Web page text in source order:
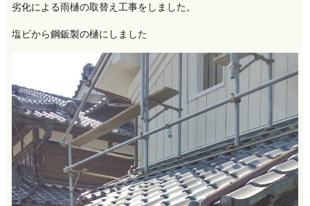
劣化による雨樋の取替え工事をしました。
塩ビから鋼鈑製の樋にしました